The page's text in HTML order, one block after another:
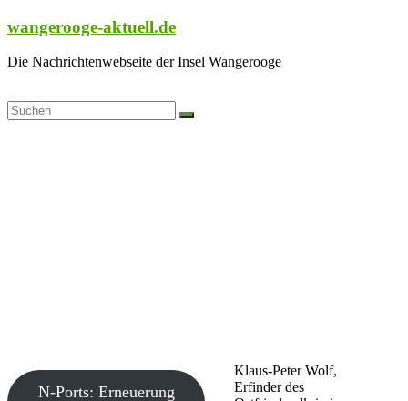
Zum
springen
wangerooge-aktuell.de
Die Nachrichtenwebseite der Insel Wangerooge
Klaus-Peter Wolf,
Erfinder des
N-Ports: Erneuerung